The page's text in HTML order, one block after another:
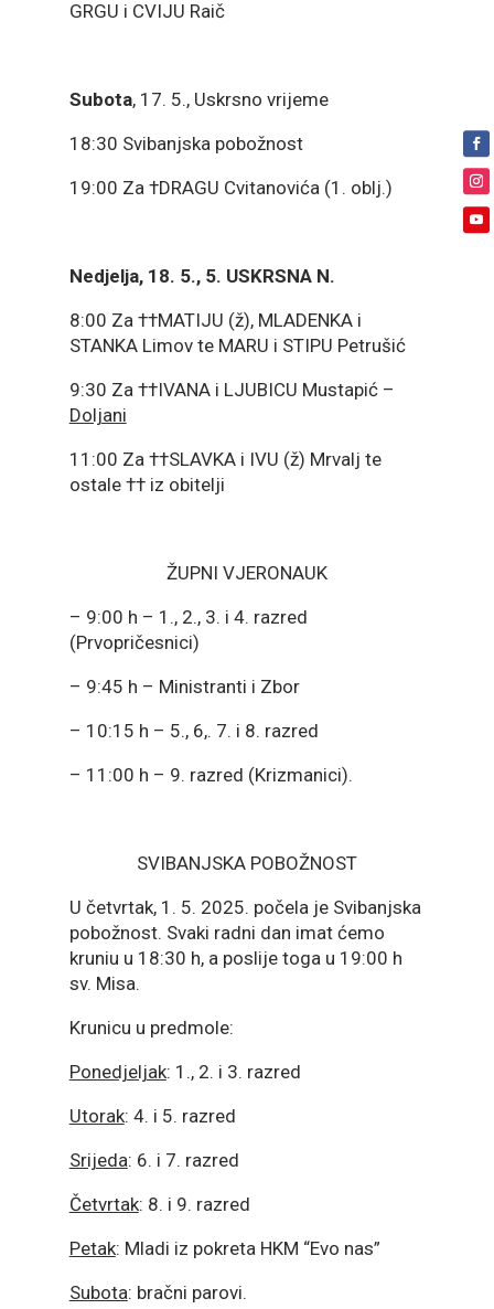
GRGU i CVIJU Raič
Subota, 17. 5., Uskrsno vrijeme
18:30 Svibanjska pobožnost
19:00 Za †DRAGU Cvitanovića (1. oblj.)
Nedjelja, 18. 5., 5. USKRSNA N.
8:00 Za ††MATIJU (ž), MLADENKA i
STANKA Limov te MARU i STIPU Petrušić
9:30 Za ††IVANA i LJUBICU Mustapić –
Doljani
11:00 Za ††SLAVKA i IVU (ž) Mrvalj te
ostale †† iz obitelji
ŽUPNI VJERONAUK
– 9:00 h – 1., 2., 3. i 4. razred
(Prvopričesnici)
– 9:45 h – Ministranti i Zbor
– 10:15 h – 5., 6,. 7. i 8. razred
– 11:00 h – 9. razred (Krizmanici).
SVIBANJSKA POBOŽNOST
U četvrtak, 1. 5. 2025. počela je Svibanjska
pobožnost. Svaki radni dan imat ćemo
kruniu u 18:30 h, a poslije toga u 19:00 h
sv. Misa.
Krunicu u predmole:
Ponedjeljak: 1., 2. i 3. razred
Utorak: 4. i 5. razred
Srijeda: 6. i 7. razred
Četvrtak: 8. i 9. razred
Petak: Mladi iz pokreta HKM “Evo nas”
Subota: bračni parovi.